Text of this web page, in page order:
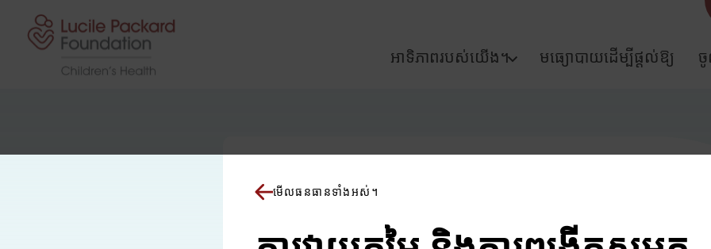
រំលងទៅមាតិកា
អាទិភាពរបស់យើង។ មធ្យោបាយដើម្បីផ្តល់ឱ្យ
មើលធនធានទាំងអស់។